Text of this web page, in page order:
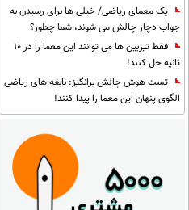
یک معمای ریاضی/ خیلی ها برای رسیدن به
جواب دچار چالش می شوند، شما چطور؟
فقط تیزبین ها می توانند این معما را در 10
ثانیه حل کنند!
تست هوش چالش برانگیز: نابغه های ریاضی
الگوی پنهان این معما را پیدا کنند!